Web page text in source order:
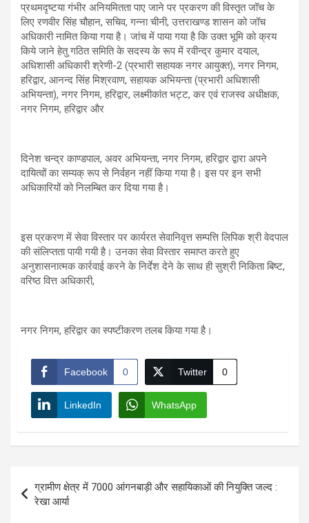
प्रथमदृष्टया गंभीर अनियमितता पाए जाने पर प्रकरण की विस्तृत जॉच के
लिए रणवीर सिंह चौहान, सचिव, गन्ना चीनी, उत्तराखण्ड शासन को जॉच
अधिकारी नामित किया गया है। जांच में पाया गया है कि उक्त भूमि को क्रय
किये जाने हेतु गठित समिति के सदस्य के रूप में रवीन्द्र कुमार दयाल,
अधिशासी अधिकारी श्रेणी-2 (प्रभारी सहायक नगर आयुक्त), नगर निगम,
हरिद्वार, आनन्द सिंह मिश्रवाण, सहायक अभियन्ता (प्रभारी अधिशासी
अभियन्ता), नगर निगम, हरिद्वार, लक्ष्मीकांत भट्ट, कर एवं राजस्व अधीक्षक,
नगर निगम, हरिद्वार और
दिनेश चन्द्र काण्डपाल, अवर अभियन्ता, नगर निगम, हरिद्वार द्वारा अपने
दायित्वों का सम्यक् रूप से निर्वहन नहीं किया गया है। इस पर इन सभी
अधिकारियों को निलम्बित कर दिया गया है।
इस प्रकरण में सेवा विस्तार पर कार्यरत सेवानिवृत्त सम्पत्ति लिपिक श्री वेदपाल
की संलिप्तता पायी गयी है। उनका सेवा विस्तार समाप्त करते हुए
अनुशासनात्मक कार्रवाई करने के निर्देश देने के साथ ही सुश्री निकिता बिष्ट,
वरिष्ठ वित्त अधिकारी,
नगर निगम, हरिद्वार का स्पष्टीकरण तलब किया गया है।
Facebook 0 Twitter 0
LinkedIn WhatsApp
navigation
ग्रामीण क्षेत्र में 7000 आंगनबाड़ी और सहायिकाओं की नियुक्ति जल्द :
रेखा आर्या